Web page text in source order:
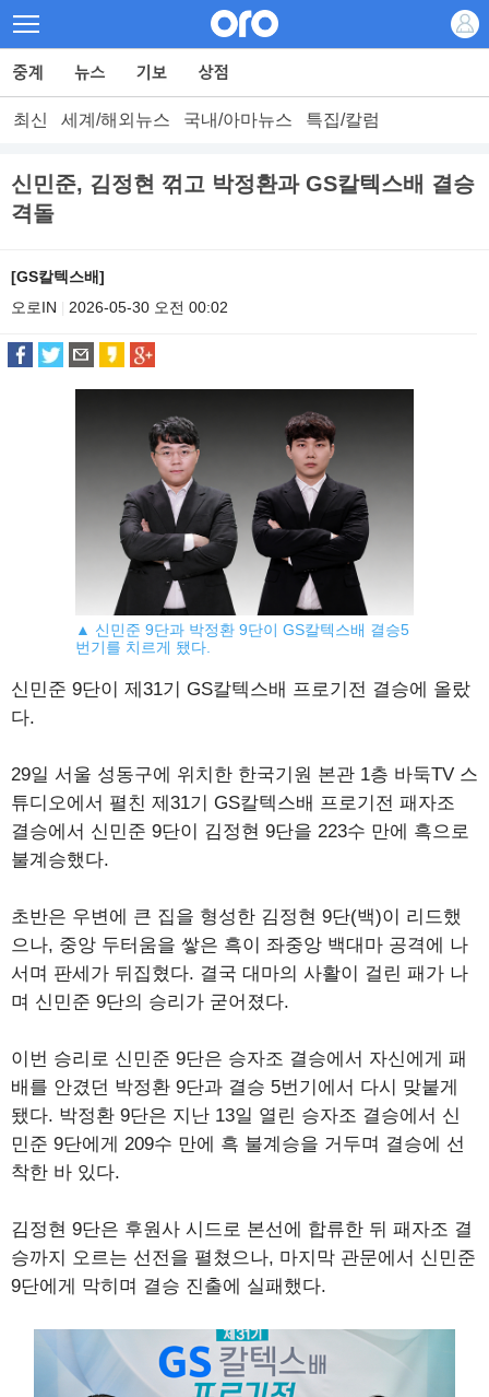
최신 세계/해외뉴스 국내/아마뉴스 특집/칼럼
신민준, 김정현 꺾고 박정환과 GS칼텍스배 결승
격돌
[GS칼텍스배]
오로IN
2026-05-30 오전 00:02
▲ 신민준 9단과 박정환 9단이 GS칼텍스배 결승5
번기를 치르게 됐다.
신민준 9단이 제31기 GS칼텍스배 프로기전 결승에 올랐
다.
29일 서울 성동구에 위치한 한국기원 본관 1층 바둑TV 스
튜디오에서 펼친 제31기 GS칼텍스배 프로기전 패자조
결승에서 신민준 9단이 김정현 9단을 223수 만에 흑으로
불계승했다.
초반은 우변에 큰 집을 형성한 김정현 9단(백)이 리드했
으나, 중앙 두터움을 쌓은 흑이 좌중앙 백대마 공격에 나
서며 판세가 뒤집혔다. 결국 대마의 사활이 걸린 패가 나
며 신민준 9단의 승리가 굳어졌다.
이번 승리로 신민준 9단은 승자조 결승에서 자신에게 패
배를 안겼던 박정환 9단과 결승 5번기에서 다시 맞붙게
됐다. 박정환 9단은 지난 13일 열린 승자조 결승에서 신
민준 9단에게 209수 만에 흑 불계승을 거두며 결승에 선
착한 바 있다.
김정현 9단은 후원사 시드로 본선에 합류한 뒤 패자조 결
승까지 오르는 선전을 펼쳤으나, 마지막 관문에서 신민준
9단에게 막히며 결승 진출에 실패했다.